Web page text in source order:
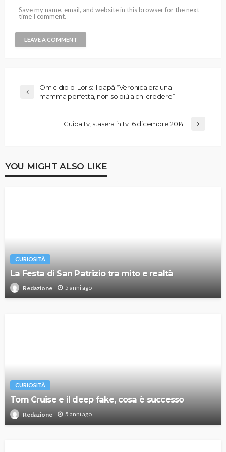
Save my name, email, and website in this browser for the next
time I comment.
Omicidio di Loris: il papà “Veronica era una
mamma perfetta, non so più a chi credere”
Guida tv, stasera in tv 16 dicembre 2014
YOU MIGHT ALSO LIKE
CURIOSITÀ
La Festa di San Patrizio tra mito e realtà
Redazione 5 anni ago
CURIOSITÀ
Tom Cruise e il deep fake, cosa è successo
Redazione 5 anni ago